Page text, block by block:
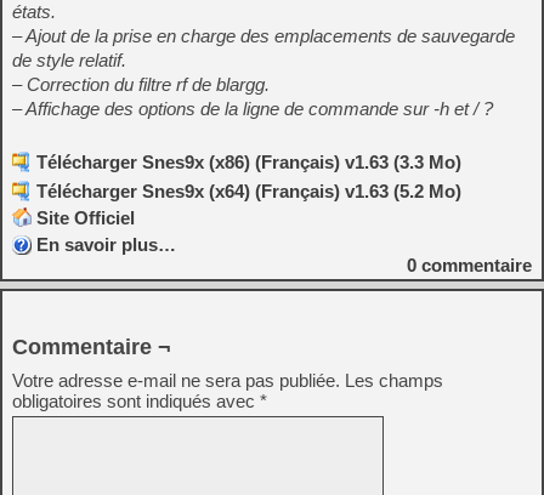
états.
– Ajout de la prise en charge des emplacements de sauvegarde
de style relatif.
– Correction du filtre rf de blargg.
– Affichage des options de la ligne de commande sur -h et / ?
Télécharger Snes9x (x86) (Français) v1.63 (3.3 Mo)
Télécharger Snes9x (x64) (Français) v1.63 (5.2 Mo)
Site Officiel
En savoir plus…
0 commentaire
Commentaire ¬
Votre adresse e-mail ne sera pas publiée. Les champs
obligatoires sont indiqués avec *